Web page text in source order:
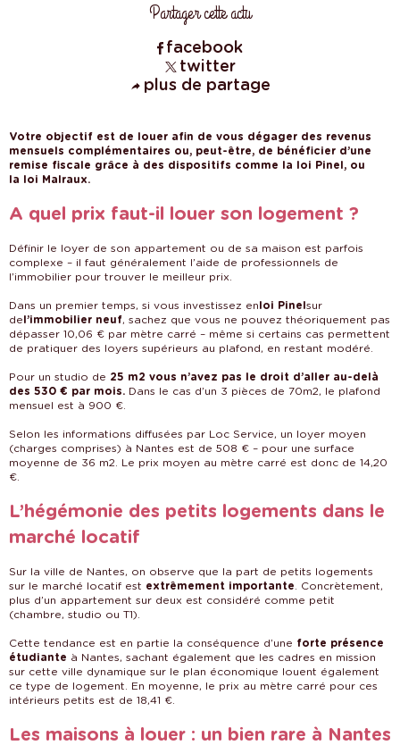
Partager cette actu
facebook
twitter
plus de partage
Votre objectif est de louer afin de vous dégager des revenus
mensuels complémentaires ou, peut-être, de bénéficier d’une
remise fiscale grâce à des dispositifs comme la loi Pinel, ou
la loi Malraux.
A quel prix faut-il louer son logement ?
Définir le loyer de son appartement ou de sa maison est parfois
complexe – il faut généralement l’aide de professionnels de
l’immobilier pour trouver le meilleur prix.
Dans un premier temps, si vous investissez enloi Pinelsur
del’immobilier neuf, sachez que vous ne pouvez théoriquement pas
dépasser 10,06 € par mètre carré – même si certains cas permettent
de pratiquer des loyers supérieurs au plafond, en restant modéré.
Pour un studio de 25 m2 vous n’avez pas le droit d’aller au-delà
des 530 € par mois. Dans le cas d’un 3 pièces de 70m2, le plafond
mensuel est à 900 €.
Selon les informations diffusées par Loc Service, un loyer moyen
(charges comprises) à Nantes est de 508 € – pour une surface
moyenne de 36 m2. Le prix moyen au mètre carré est donc de 14,20
€.
L’hégémonie des petits logements dans le
marché locatif
Sur la ville de Nantes, on observe que la part de petits logements
sur le marché locatif est extrêmement importante
. Concrètement,
plus d’un appartement sur deux est considéré comme petit
(chambre, studio ou T1).
Cette tendance est en partie la conséquence d’une forte présence
étudiante à Nantes, sachant également que les cadres en mission
sur cette ville dynamique sur le plan économique louent également
ce type de logement. En moyenne, le prix au mètre carré pour ces
intérieurs petits est de 18,41 €.
Les maisons à louer : un bien rare à Nantes